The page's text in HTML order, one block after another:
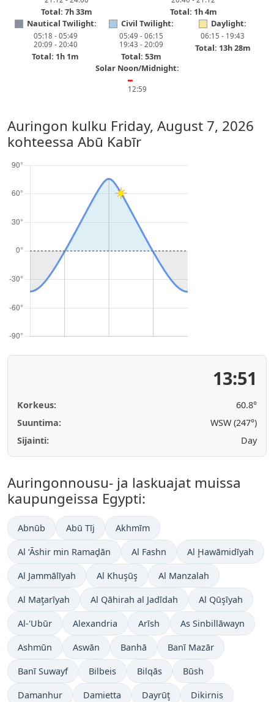
Total: 7h 33m
Total: 1h 4m
Nautical Twilight:
05:18 - 05:49
20:09 - 20:40
Total: 1h 1m
Civil Twilight:
05:49 - 06:15
19:43 - 20:09
Total: 53m
Daylight:
06:15 - 19:43
Total: 13h 28m
Solar Noon/Midnight:
━
12:59
Auringon kulku Friday, August 7, 2026
kohteessa Abū Kabīr
13:51
Korkeus:
60.8°
Suuntima:
WSW (247°)
Sijainti:
Day
Auringonnousu- ja laskuajat muissa
kaupungeissa Egypti:
Abnūb Abū Tīj Akhmīm
Al ‘Āshir min Ramaḑān Al Fashn Al Ḩawāmidīyah
Al Jammālīyah Al Khuşūş Al Manzalah
Al Maţarīyah Al Qāhirah al Jadīdah Al Qūşīyah
Al-'Ubūr Alexandria Arīsh As Sinbillāwayn
Ashmūn Aswān Banhā Banī Mazār
Banī Suwayf Bilbeis Bilqās Būsh
Damanhur Damietta Dayrūţ Dikirnis